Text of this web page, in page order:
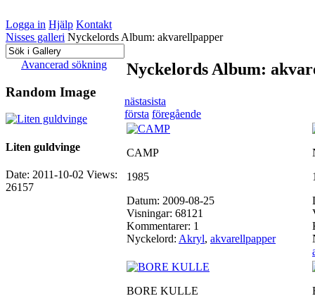
Logga in Hjälp Kontakt
Nisses galleri Nyckelords Album: akvarellpapper
Avancerad sökning
Random Image
Liten guldvinge
Date: 2011-10-02 Views:
26157
Nyckelords Album:
nästasista
första föregående
CAMP
1985
Datum: 2009-08-25
Visningar: 68121
Kommentarer: 1
Nyckelord: Akryl, akvarellpapper
BORE KULLE